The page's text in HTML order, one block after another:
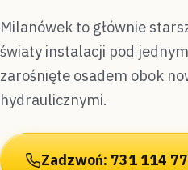
Milanówek to głównie
światy instalacji pod
zarośnięte osadem obok
hydraulicznymi.
Zadzwoń: 731 114